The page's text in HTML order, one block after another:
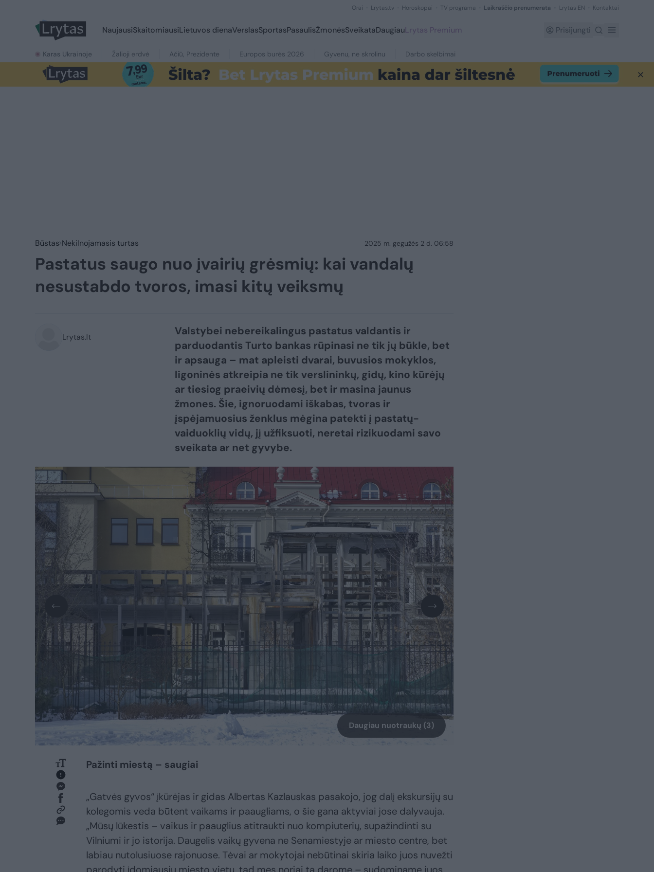
Orai Lrytas.tv Horoskopai TV programa Laikraščio prenumerata Lrytas EN Kontaktai
NaujausiSkaitomiausiLietuvos dienaVerslasSportasPasaulisŽmonėsSveikataDaugiauLrytas Premium Prisijungti
Karas Ukrainoje Žalioji erdvė Ačiū, Prezidente Europos burės 2026 Gyvenu, ne skrolinu Darbo skelbimai
Būstas Nekilnojamasis turtas 2025 m. gegužės 2 d. 06:58
Pastatus saugo nuo įvairių grėsmių: kai vandalų
nesustabdo tvoros, imasi kitų veiksmų
Lrytas.lt
Valstybei nebereikalingus pastatus valdantis ir
parduodantis Turto bankas rūpinasi ne tik jų būkle, bet
ir apsauga – mat apleisti dvarai, buvusios mokyklos,
ligoninės atkreipia ne tik verslininkų, gidų, kino kūrėjų
ar tiesiog praeivių dėmesį, bet ir masina jaunus
žmones. Šie, ignoruodami iškabas, tvoras ir
įspėjamuosius ženklus mėgina patekti į pastatų-
vaiduoklių vidų, jį užfiksuoti, neretai rizikuodami savo
sveikata ar net gyvybe.
Daugiau nuotraukų (3)
Pažinti miestą – saugiai
„Gatvės gyvos“ įkūrėjas ir gidas Albertas Kazlauskas pasakojo, jog dalį ekskursijų su
kolegomis veda būtent vaikams ir paaugliams, o šie gana aktyviai jose dalyvauja.
„Mūsų lūkestis – vaikus ir paauglius atitraukti nuo kompiuterių, supažindinti su
Vilniumi ir jo istorija. Daugelis vaikų gyvena ne Senamiestyje ar miesto centre, bet
labiau nutolusiuose rajonuose. Tėvai ar mokytojai nebūtinai skiria laiko juos nuvežti